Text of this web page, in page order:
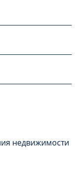
недвижимости